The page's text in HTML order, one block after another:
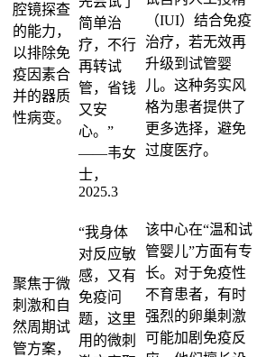
腔镜探查
的能力，
以排除免
疫因素合
并的器质
性病变。
简单治
疗，不行
再转试
管，省钱
又安
心。”
——韦女
士，
2025.3
（IUI）结合免疫
治疗，若无效再
升级到试管婴
儿。这种务实风
格为患者提供了
更多选择，避免
过度医疗。
聚焦于微
刺激和自
然周期试
管方案，
“我身体
对反应敏
感，又有
免疫问
题，这里
用的微刺
该中心在“温和试
管婴儿”方面有专
长。对于免疫性
不育患者，有时
强烈的卵巢刺激
可能加剧免疫反